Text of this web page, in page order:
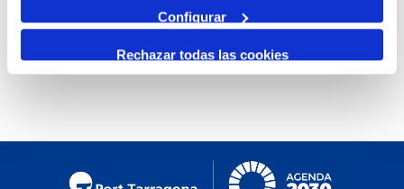
Configurar
Rechazar todas las cookies